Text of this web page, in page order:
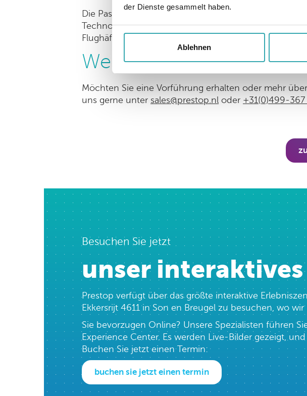
der Dienste gesammelt haben.
Ablehnen
Die Passenger Terminal Expo 2026 verdeutlichte die
Technologie und automatisierter Passagierdienste.
Flughäfen weltweit bei einem effizienten und
Weitere Informationen
Möchten Sie eine Vorführung erhalten oder mehr
uns gerne unter sales@prestop.nl oder +31(0)499-
Besuchen Sie jetzt
unser
Prestop verfügt über das größte interaktive
Ekkersrijt 4611 in Son en Breugel zu besuchen, wo
Sie bevorzugen Online? Unsere Spezialisten führen
Experience Center. Es werden Live-Bilder gezeigt,
Buchen Sie jetzt einen Termin:
buchen sie jetzt einen termin